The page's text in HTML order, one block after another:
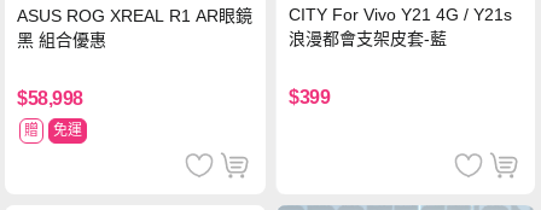
ASUS ROG XREAL R1 AR眼鏡
黑 組合優惠
$58,998
贈 免運
CITY For Vivo Y21 4G / Y21s
浪漫都會支架皮套-藍
$399